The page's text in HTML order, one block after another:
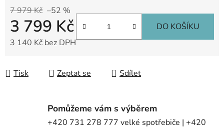
7 979 Kč –52 %
3 799 Kč
3 140 Kč bez DPH
DO KOŠÍKU
Tisk Zeptat se Sdílet
Pomůžeme vám s výběrem
+420 731 278 777 velké spotřebiče | +420